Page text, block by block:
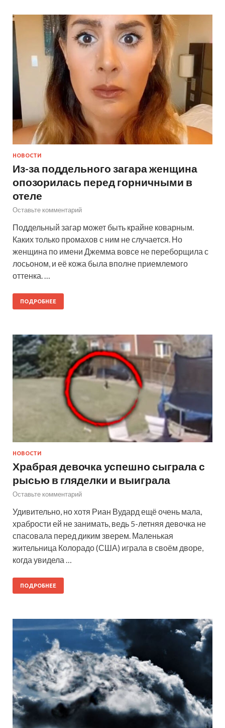
НОВОСТИ
Из-за поддельного загара женщина
опозорилась перед горничными в
отеле
Оставьте комментарий
Поддельный загар может быть крайне коварным.
Каких только промахов с ним не случается. Но
женщина по имени Джемма вовсе не переборщила с
лосьоном, и её кожа была вполне приемлемого
оттенка. …
ПОДРОБНЕЕ
НОВОСТИ
Храбрая девочка успешно сыграла с
рысью в гляделки и выиграла
Оставьте комментарий
Удивительно, но хотя Риан Вудард ещё очень мала,
храбрости ей не занимать, ведь 5-летняя девочка не
спасовала перед диким зверем. Маленькая
жительница Колорадо (США) играла в своём дворе,
когда увидела …
ПОДРОБНЕЕ